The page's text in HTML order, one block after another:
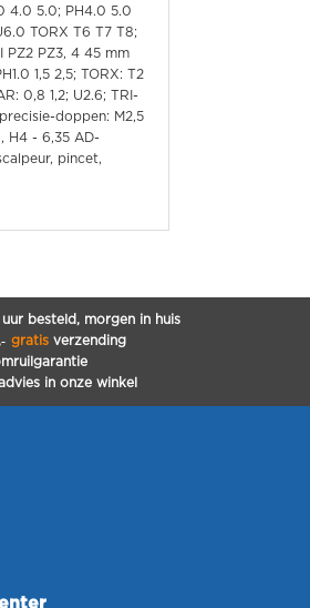
4.0 5.0; PH4.0 5.0
TORX T6 T7 T8;
PZ2 PZ3, 4 45 mm
1,5 2,5; TORX: T2
0,8 1,2; U2.6; TRI-
doppen: M2,5
H4 - 6,35 AD-
pincet,
besteld, morgen in huis
gratisverzending
in onze winkel